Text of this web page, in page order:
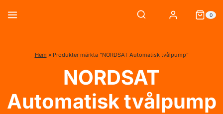
0
Hem » Produkter märkta ”NORDSAT Automatisk tvålpump”
NORDSAT
Automatisk tvålpump